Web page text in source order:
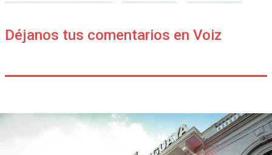
Déjanos tus comentarios en Voiz